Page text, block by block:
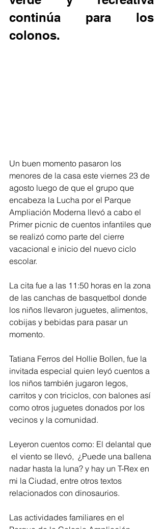
continúa para los
colonos.
Un buen momento pasaron los
menores de la casa este viernes 23 de
agosto luego de que el grupo que
encabeza la Lucha por el Parque
Ampliación Moderna llevó a cabo el
Primer picnic de cuentos infantiles que
se realizó como parte del cierre
vacacional e inicio del nuevo ciclo
escolar.
La cita fue a las 11:50 horas en la zona
de las canchas de basquetbol donde
los niños llevaron juguetes, alimentos,
cobijas y bebidas para pasar un
momento.
Tatiana Ferros del Hollie Bollen, fue la
invitada especial quien leyó cuentos a
los niños también jugaron legos,
carritos y con triciclos, con balones así
como otros juguetes donados por los
vecinos y la comunidad.
Leyeron cuentos como: El delantal que
el viento se llevó,  ¿Puede una ballena
nadar hasta la luna? y hay un T-Rex en
mi la Ciudad, entre otros textos
relacionados con dinosaurios.
Las actividades familiares en el